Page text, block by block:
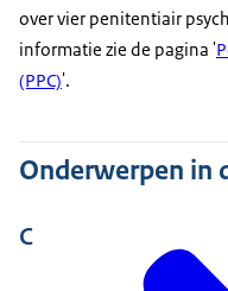
over vier penitentiair
informatie zie de pagina '
(PPC)'.
Onderwerpen in
C